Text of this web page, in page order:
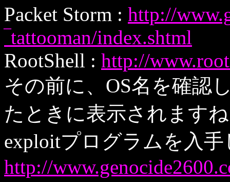
Packet Storm : http://
‾tattooman/index.shtml
RootShell : http://
その前に、OS名を確認
たときに表示されます
exploitプログラムを入手
http://